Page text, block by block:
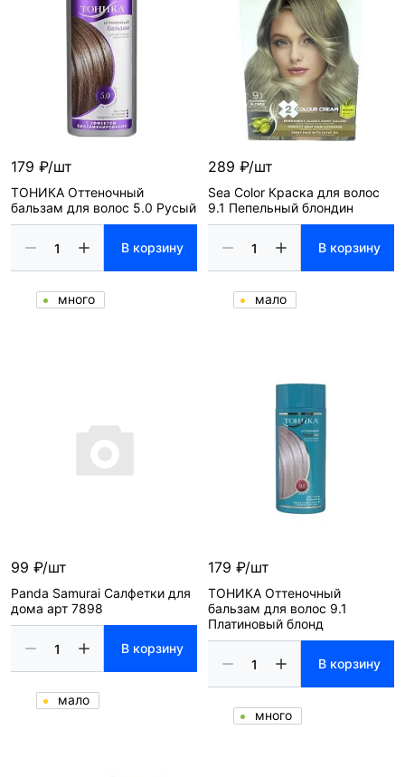
179 ₽/шт
ТОНИКА Оттеночный
бальзам для волос 5.0 Русый
В корзину
много
289 ₽/шт
Sea Color Краска для волос
9.1 Пепельный блондин
В корзину
мало
99 ₽/шт
Panda Samurai Салфетки для
дома арт 7898
В корзину
мало
179 ₽/шт
ТОНИКА Оттеночный
бальзам для волос 9.1
Платиновый блонд
В корзину
много